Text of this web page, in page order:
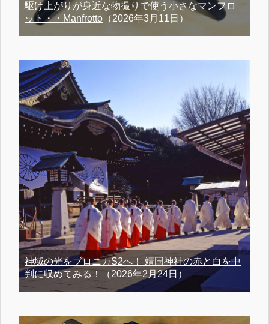
駆け上がりが身近な物撮りで使う小さなマンフロ
ット・・Manfrotto （2026年3月11日）
神域の光をブロニカS2へ！ 靖国神社の赤と白を中
判に収めてみる！
（2026年2月24日）